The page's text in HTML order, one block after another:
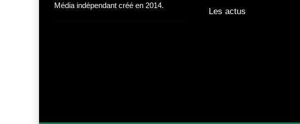
Média indépendant créé en 2014.
Les actus